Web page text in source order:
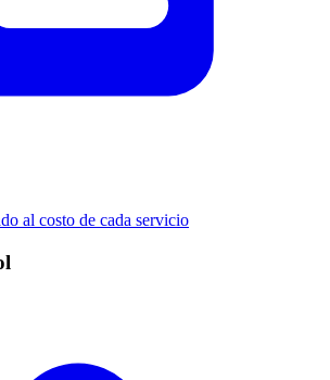
al costo de cada servicio